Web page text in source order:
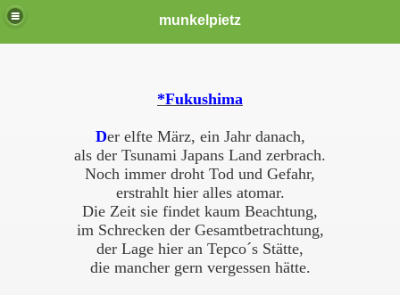
munkelpietz
*Fukushima
Der elfte März, ein Jahr danach,
als der Tsunami Japans Land zerbrach.
Noch immer droht Tod und Gefahr,
erstrahlt hier alles atomar.
Die Zeit sie findet kaum Beachtung,
im Schrecken der Gesamtbetrachtung,
der Lage hier an Tepco´s Stätte,
die mancher gern vergessen hätte.